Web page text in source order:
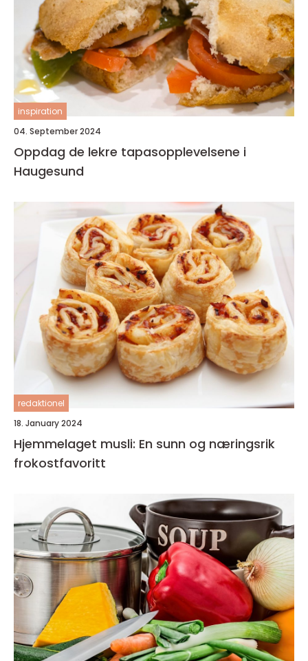
inspiration
04. September 2024
Oppdag de lekre tapasopplevelsene i
Haugesund
redaktionel
18. January 2024
Hjemmelaget musli: En sunn og næringsrik
frokostfavoritt